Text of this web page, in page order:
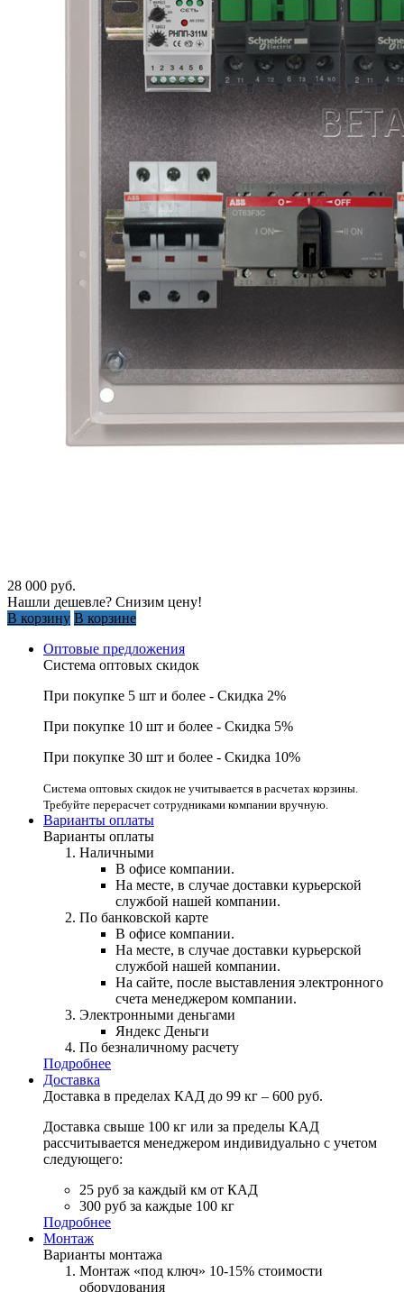
28 000 руб.
Нашли дешевле? Снизим цену!
В корзину В корзине
Оптовые предложения
Система оптовых скидок
При покупке 5 шт и более - Скидка 2%
При покупке 10 шт и более - Скидка 5%
При покупке 30 шт и более - Скидка 10%
Система оптовых скидок не учитывается в расчетах корзины.
Требуйте перерасчет сотрудниками компании вручную.
Варианты оплаты
Варианты оплаты
Наличными
В офисе компании.
На месте, в случае доставки курьерской
службой нашей компании.
По банковской карте
В офисе компании.
На месте, в случае доставки курьерской
службой нашей компании.
На сайте, после выставления электронного
счета менеджером компании.
Электронными деньгами
Яндекс Деньги
По безналичному расчету
Подробнее
Доставка
Доставка в пределах КАД до 99 кг – 600 руб.
Доставка свыше 100 кг или за пределы КАД
рассчитывается менеджером индивидуально с учетом
следующего:
25 руб за каждый км от КАД
300 руб за каждые 100 кг
Подробнее
Монтаж
Варианты монтажа
Монтаж «под ключ» 10-15% стоимости
оборудования